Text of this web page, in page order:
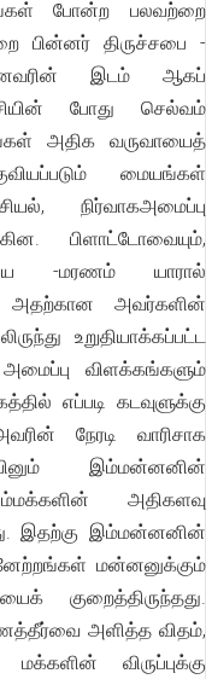
போன்ற பலவற்றை
பின்னர் திருச்சபை -
இடம் ஆகப்
போது செல்வம்
அதிக வருவாயைத்
மையங்கள்
நிர்வாகஅமைப்பு
பிளாட்டோவையும்,
-மரணம் யாரால்
அதற்கான அவர்களின்
உறுதியாக்கப்பட்ட
விளக்கங்களும்
எப்படி கடவுளுக்கு
நேரடி வாரிசாக
இம்மன்னனின்
அதிகளவு
இதற்கு இம்மன்னனின்
மன்னனுக்கும்
குறைத்திருந்தது.
அளித்த விதம்,
விருப்புக்கு